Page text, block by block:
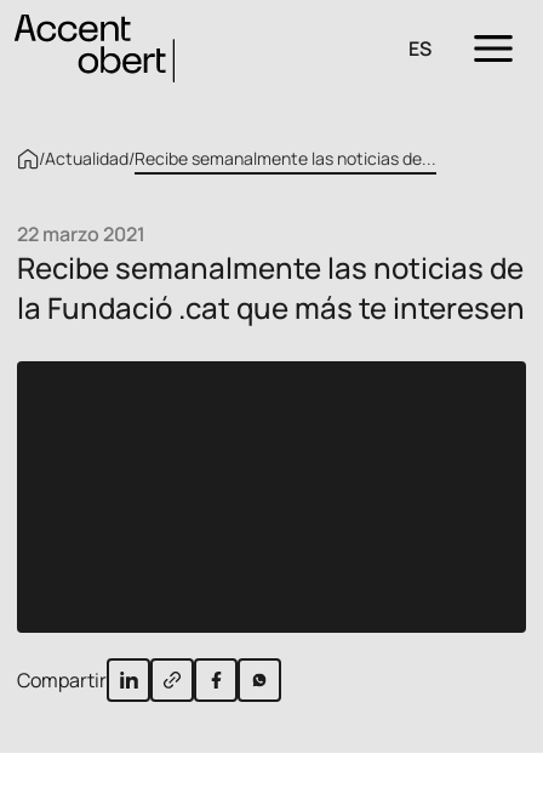
ES
/Actualidad/Recibe semanalmente las noticias de...
22 marzo 2021
Recibe semanalmente las noticias de
la Fundació .cat que más te interesen
Compartir